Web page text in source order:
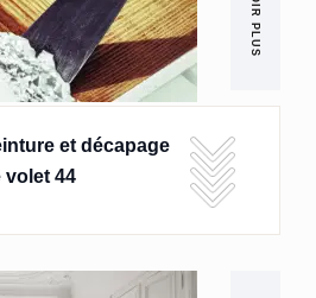
et décapage
volet 44